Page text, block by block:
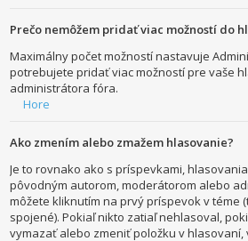
Prečo nemôžem pridať viac možností do
Maximálny počet možností nastavuje
potrebujete pridať viac možností pre vaše
administrátora fóra.
Hore
Ako zmením alebo zmažem hlasovanie?
Je to rovnako ako s príspevkami,
pôvodným autorom, moderátorom alebo
môžete kliknutím na prvý príspevok v téme
spojené). Pokiaľ nikto zatiaľ nehlasoval,
vymazať alebo zmeniť položku v hlasovaní,